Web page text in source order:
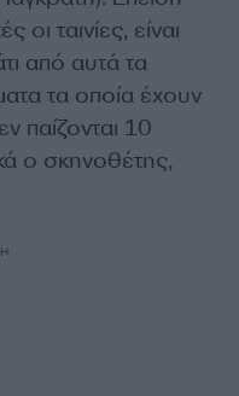
οι ταινίες, είναι
από αυτά τα
τα οποία έχουν
παίζονται 10
ο σκηνοθέτης,